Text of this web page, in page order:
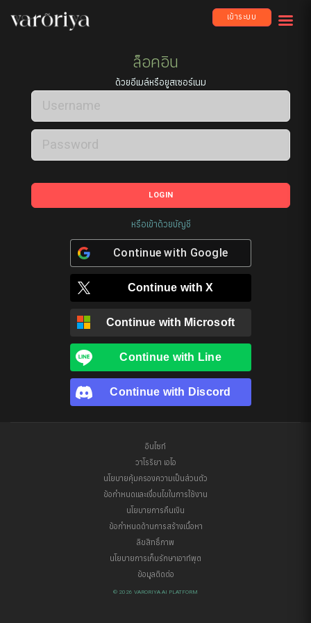
เข้าระบบ
ล็อคอิน
ด้วยอีเมล์หรือยูสเซอร์เนม
LOGIN
หรือเข้าด้วยบัญชี
Continue with Google
Continue withX
Continue with Microsoft
Continue with Line
Continue with Discord
อินไซท์
วาโรริยา เอไอ
นโยบายคุ้มครองความเป็นส่วนตัว
ข้อกำหนดและเงื่อนไขในการใช้งาน
นโยบายการคืนเงิน
ข้อกำหนดด้านการสร้างเนื้อหา
ลิขสิทธิ์ภาพ
นโยบายการเก็บรักษาเอาท์พุต
ข้อมูลติดต่อ
© 2026 VARORIYA AI PLATFORM